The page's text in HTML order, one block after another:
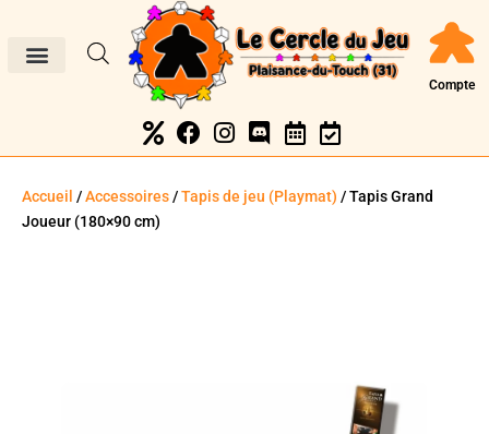
Compte
Accueil /Accessoires/Tapis de jeu (Playmat) / Tapis Grand
Joueur (180×90 cm)